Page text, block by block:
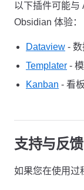
以下插件可能与
Obsidian 体验：
Dataview -
Templater -
Kanban - 看
支持与反馈
如果您在使用过